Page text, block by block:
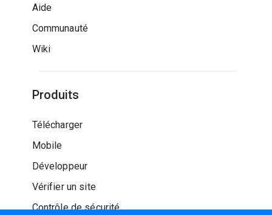
Aide
Communauté
Wiki
Produits
Télécharger
Mobile
Développeur
Vérifier un site
Contrôle de sécurité